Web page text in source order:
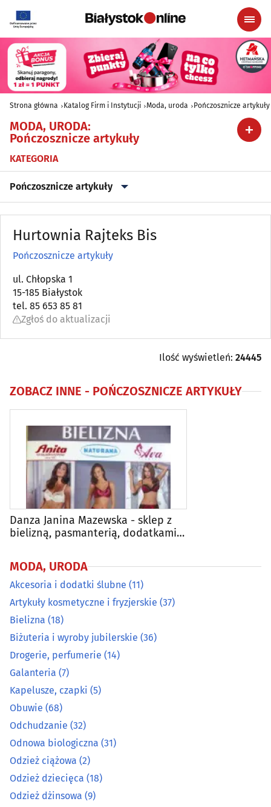
Strona główna Katalog Firm i Instytucji Moda, uroda Pończosznicze artykuły
MODA, URODA:
Pończosznicze artykuły
KATEGORIA
Pończosznicze artykuły
Akcesoria i dodatki ślubne(11)
Artykuły kosmetyczne i fryzjerskie
Bielizna(18)
Biżuteria i wyroby jubilerskie
Drogerie, perfumerie(14)
Odchudzanie(32)
Odnowa biologiczna(31)
Odzież ciążowa (2)
Odzież dżinsowa(9)
Odzież i konfekcja
Odzież męska(14)
Okulary i oprawy
Pończosznicze artykuły(7)
Pracownie krawieckie
Hurtownia Rajteks Bis
Pończosznicze artykuły
ul. Chłopska 1
15-185 Białystok
tel. 85 653 85 81
Zgłoś do aktualizacji
Ilość wyświetleń: 24445
ZOBACZ INNE - POŃCZOSZNICZE ARTYKUŁY
Danza Janina Mazewska - sklep z
bielizną, pasmanterią, dodatkami
MODA, URODA
Akcesoria i dodatki ślubne (11)
Artykuły kosmetyczne i fryzjerskie (37)
Bielizna (18)
Biżuteria i wyroby jubilerskie (36)
Drogerie, perfumerie (14)
Galanteria (7)
Kapelusze, czapki (5)
Obuwie (68)
Odchudzanie (32)
Odnowa biologiczna (31)
Odzież ciążowa (2)
Odzież dziecięca (18)
Odzież dżinsowa (9)